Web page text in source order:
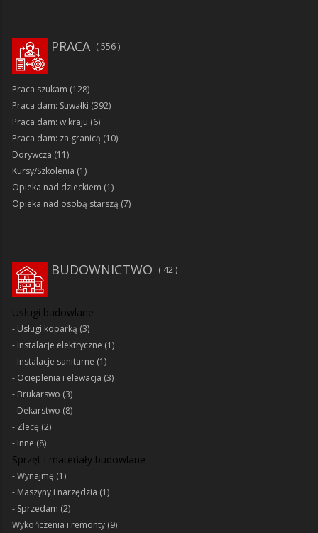
PRACA 556
Praca szukam (128)
Praca dam: Suwałki (392)
Praca dam: w kraju (6)
Praca dam: za granicą (10)
Dorywcza (11)
Kursy/Szkolenia (1)
Opieka nad dzieckiem (1)
Opieka nad osobą starszą (7)
BUDOWNICTWO 42
Usługi budowlane
Usługi koparką (3)
Instalacje elektryczne (1)
Instalacje sanitarne (1)
Ocieplenia i elewacja (3)
Brukarswo (3)
Dekarstwo (8)
Zlecę (2)
Inne (8)
Sprzęt i materiały budowlane
Wynajmę (1)
Maszyny i narzędzia (1)
Sprzedam (2)
Wykończenia i remonty (9)